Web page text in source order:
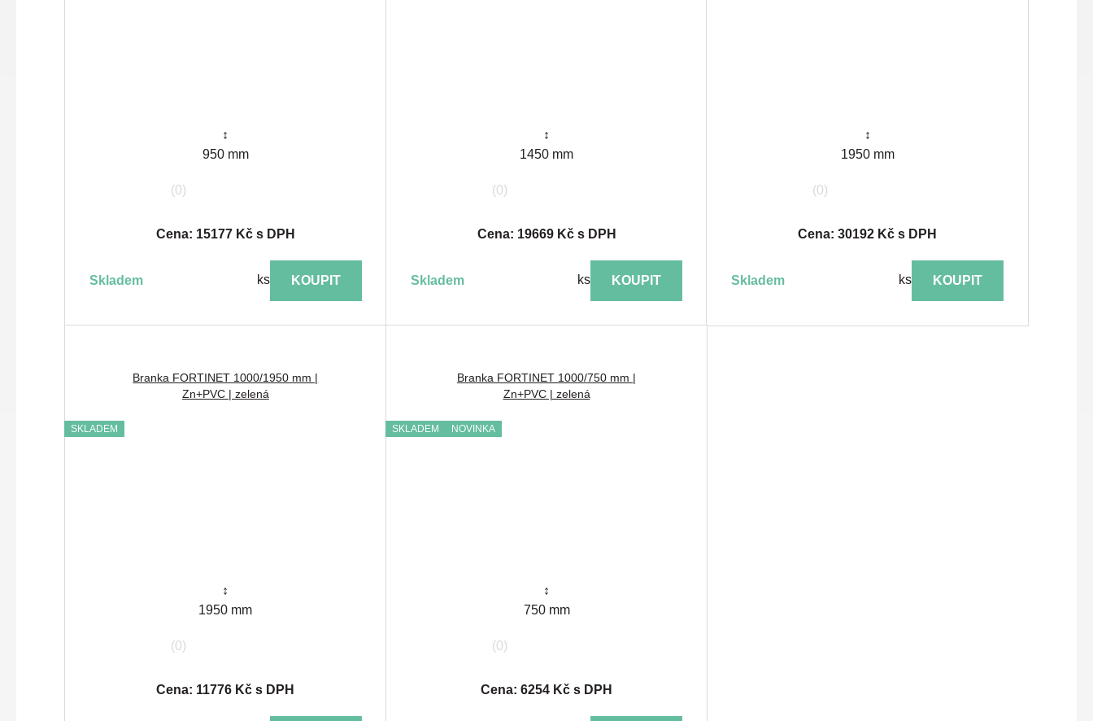
↕
950 mm
(0)
Cena: 15177 Kč s DPH
skladem ks KOUPIT
↕
1450 mm
(0)
Cena: 19669 Kč s DPH
skladem ks KOUPIT
↕
1950 mm
(0)
Cena: 30192 Kč s DPH
skladem ks KOUPIT
Branka FORTINET 1000/1950 mm |
Zn+PVC | zelená
SKLADEM
↕
1950 mm
(0)
Cena: 11776 Kč s DPH
Branka FORTINET 1000/750 mm |
Zn+PVC | zelená
SKLADEM NOVINKA
↕
750 mm
(0)
Cena: 6254 Kč s DPH